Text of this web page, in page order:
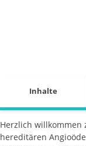
Inhalte
Herzlich willkommen
hereditären